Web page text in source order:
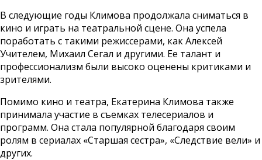
В следующие годы Климова продолжала сниматься в
кино и играть на театральной сцене. Она успела
поработать с такими режиссерами, как Алексей
Учителем, Михаил Сегал и другими. Ее талант и
профессионализм были высоко оценены критиками и
зрителями.
Помимо кино и театра, Екатерина Климова также
принимала участие в съемках телесериалов и
программ. Она стала популярной благодаря своим
ролям в сериалах «Старшая сестра», «Следствие вели» и
других.